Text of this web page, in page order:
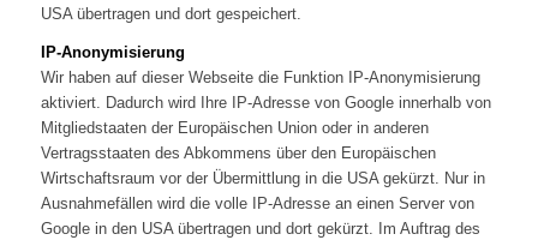
USA übertragen und dort gespeichert.
IP-Anonymisierung
Wir haben auf dieser Webseite die Funktion IP-Anonymisierung
aktiviert. Dadurch wird Ihre IP-Adresse von Google innerhalb von
Mitgliedstaaten der Europäischen Union oder in anderen
Vertragsstaaten des Abkommens über den Europäischen
Wirtschaftsraum vor der Übermittlung in die USA gekürzt. Nur in
Ausnahmefällen wird die volle IP-Adresse an einen Server von
Google in den USA übertragen und dort gekürzt. Im Auftrag des